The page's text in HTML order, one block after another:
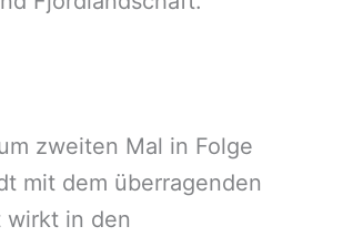
zweiten Mal in Folge
mit dem überragenden
wirkt in den